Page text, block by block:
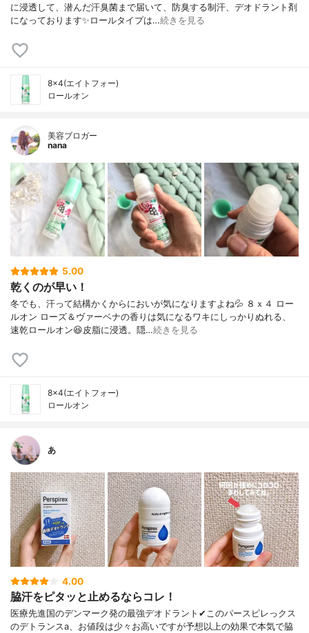
に浸透して、潜んだ汗臭菌まで届いて、防臭する制汗、デオドラント剤
になっております✨ロールタイプは…続きを見る
8×4(エイトフォー)
ロールオン
美容ブロガー
nana
5.00
乾くのが早い！
冬でも、汗って結構かくからにおいが気になりますよね💦 ８ｘ４ ロー
ルオン ローズ＆ヴァーベナの香りは気になるワキにしっかりぬれる、
速乾ロールオン😆皮脂に浸透。隠…続きを見る
8×4(エイトフォー)
ロールオン
あ
4.00
脇汗をピタッと止めるならコレ！
医療先進国のデンマーク発の最強デオドラント✔︎このパースピレっクス
のデトランスa、お値段は少々お高いですが予想以上の効果で本気で脇